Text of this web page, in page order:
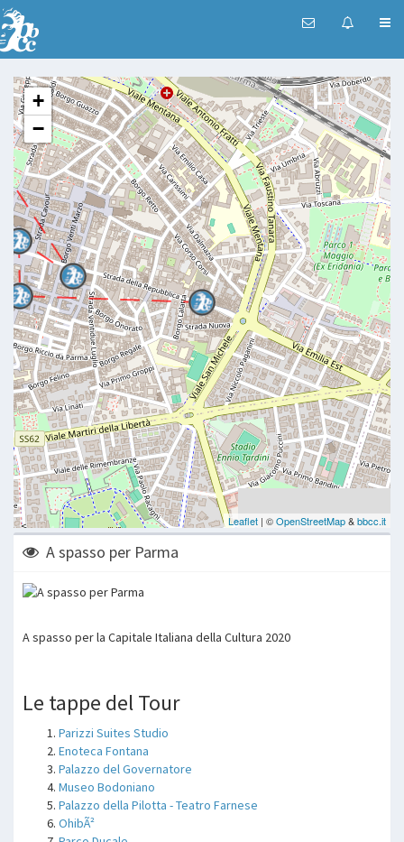
A spasso per Parma
A spasso per la Capitale Italiana della Cultura 2020
Le tappe del Tour
Parizzi Suites Studio
Enoteca Fontana
Palazzo del Governatore
Museo Bodoniano
Palazzo della Pilotta - Teatro Farnese
OhibÃ²